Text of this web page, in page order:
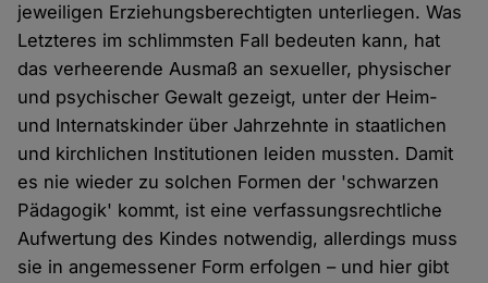
jeweiligen Erziehungsberechtigten unterliegen. Was
Letzteres im schlimmsten Fall bedeuten kann, hat
das verheerende Ausmaß an sexueller, physischer
und psychischer Gewalt gezeigt, unter der Heim-
und Internatskinder über Jahrzehnte in staatlichen
und kirchlichen Institutionen leiden mussten. Damit
es nie wieder zu solchen Formen der 'schwarzen
Pädagogik' kommt, ist eine verfassungsrechtliche
Aufwertung des Kindes notwendig, allerdings muss
sie in angemessener Form erfolgen – und hier gibt